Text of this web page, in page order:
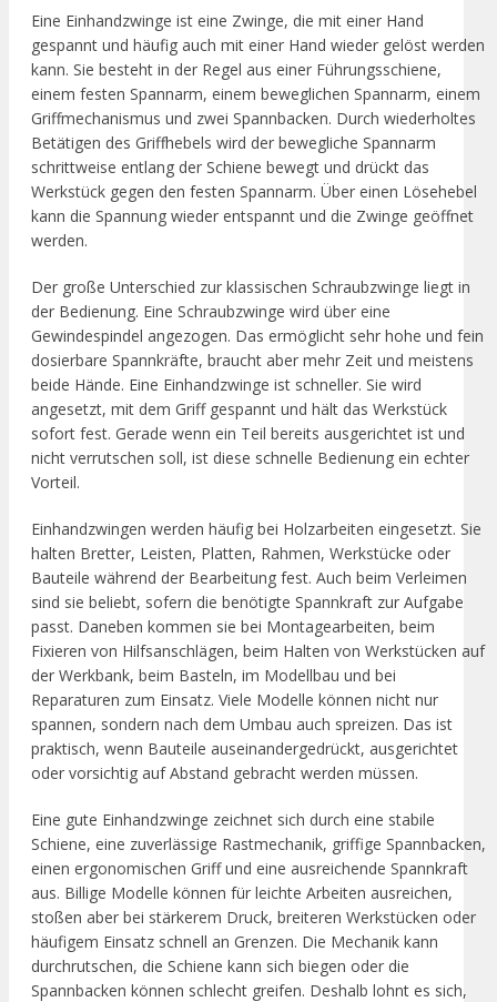
Eine Einhandzwinge ist eine Zwinge, die mit einer Hand
gespannt und häufig auch mit einer Hand wieder gelöst werden
kann. Sie besteht in der Regel aus einer Führungsschiene,
einem festen Spannarm, einem beweglichen Spannarm, einem
Griffmechanismus und zwei Spannbacken. Durch wiederholtes
Betätigen des Griffhebels wird der bewegliche Spannarm
schrittweise entlang der Schiene bewegt und drückt das
Werkstück gegen den festen Spannarm. Über einen Lösehebel
kann die Spannung wieder entspannt und die Zwinge geöffnet
werden.
Der große Unterschied zur klassischen Schraubzwinge liegt in
der Bedienung. Eine Schraubzwinge wird über eine
Gewindespindel angezogen. Das ermöglicht sehr hohe und fein
dosierbare Spannkräfte, braucht aber mehr Zeit und meistens
beide Hände. Eine Einhandzwinge ist schneller. Sie wird
angesetzt, mit dem Griff gespannt und hält das Werkstück
sofort fest. Gerade wenn ein Teil bereits ausgerichtet ist und
nicht verrutschen soll, ist diese schnelle Bedienung ein echter
Vorteil.
Einhandzwingen werden häufig bei Holzarbeiten eingesetzt. Sie
halten Bretter, Leisten, Platten, Rahmen, Werkstücke oder
Bauteile während der Bearbeitung fest. Auch beim Verleimen
sind sie beliebt, sofern die benötigte Spannkraft zur Aufgabe
passt. Daneben kommen sie bei Montagearbeiten, beim
Fixieren von Hilfsanschlägen, beim Halten von Werkstücken auf
der Werkbank, beim Basteln, im Modellbau und bei
Reparaturen zum Einsatz. Viele Modelle können nicht nur
spannen, sondern nach dem Umbau auch spreizen. Das ist
praktisch, wenn Bauteile auseinandergedrückt, ausgerichtet
oder vorsichtig auf Abstand gebracht werden müssen.
Eine gute Einhandzwinge zeichnet sich durch eine stabile
Schiene, eine zuverlässige Rastmechanik, griffige Spannbacken,
einen ergonomischen Griff und eine ausreichende Spannkraft
aus. Billige Modelle können für leichte Arbeiten ausreichen,
stoßen aber bei stärkerem Druck, breiteren Werkstücken oder
häufigem Einsatz schnell an Grenzen. Die Mechanik kann
durchrutschen, die Schiene kann sich biegen oder die
Spannbacken können schlecht greifen. Deshalb lohnt es sich,